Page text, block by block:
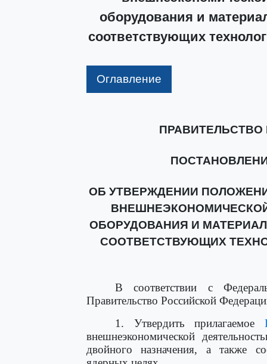
оборудования и
соответствующих
Оглавление
ОБ УТВЕРЖДЕНИИ
ОБОРУДОВАНИЯ И
СООТВЕТСТВУЮЩИХ
В соответствии с
Правительство Российской
1. Утвердить прилагаемое
внешнеэкономической
двойного назначения, а также